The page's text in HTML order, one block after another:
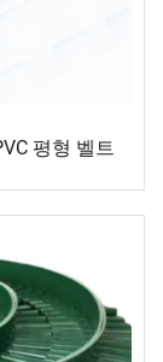
평형 벨트